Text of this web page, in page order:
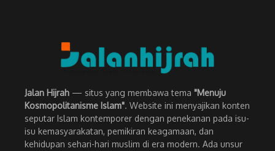
Jalan Hijrah — situs yang membawa tema "Menuju
Kosmopolitanisme Islam". Website ini menyajikan konten
seputar Islam kontemporer dengan penekanan pada isu-
isu kemasyarakatan, pemikiran keagamaan, dan
kehidupan sehari-hari muslim di era modern. Ada unsur